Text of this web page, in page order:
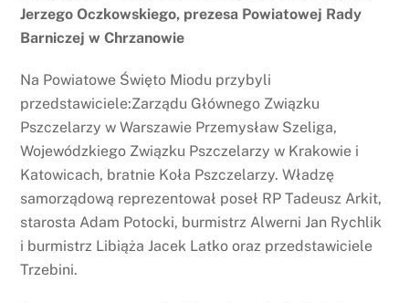
Jerzego Oczkowskiego, prezesa Powiatowej Rady
Barniczej w Chrzanowie
Na Powiatowe Święto Miodu przybyli
przedstawiciele:Zarządu Głównego Związku
Pszczelarzy w Warszawie Przemysław Szeliga,
Wojewódzkiego Związku Pszczelarzy w Krakowie i
Katowicach, bratnie Koła Pszczelarzy. Władzę
samorządową reprezentował poseł RP Tadeusz Arkit,
starosta Adam Potocki, burmistrz Alwerni Jan Rychlik
i burmistrz Libiąża Jacek Latko oraz przedstawiciele
Trzebini.